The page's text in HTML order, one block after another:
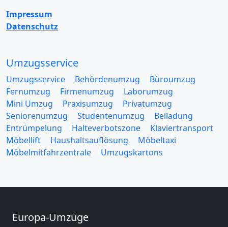
Impressum
Datenschutz
Umzugsservice
Umzugsservice Behördenumzug
Büroumzug
Fernumzug
Firmenumzug
Laborumzug
Mini Umzug
Praxisumzug
Privatumzug
Seniorenumzug
Studentenumzug
Beiladung
Entrümpelung
Halteverbotszone
Klaviertransport
Möbellift
Haushaltsauflösung
Möbeltaxi
Möbelmitfahrzentrale
Umzugskartons
Europa-Umzüge